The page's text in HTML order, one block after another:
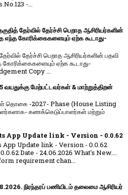
-...
தேர்வில் தேர்ச்சி பெறாத ஆசிரியர்களின்
எந்த கோரிக்கைகளையும் ஏற்க கூடாது-
தேர்ச்சி பெறாத ஆசிரியர்களின் பதவி
கோரிக்கைகளையும் ஏற்க கூடாது-
Copy ...
மேற்பட்டவர்கள் & மாற்றுத்திறன்
தொகை -2027- Phase (House Listing
கணக்கெடுப்பாளர்கள் மற்றும்
App Update link - Version - 0.0.62
App Update link - Version - 0.0.62
Date - 24.06.2026 What's New....
requirement chan...
நிரந்தரப் பணியிடம் தலைமை ஆசிரியர்